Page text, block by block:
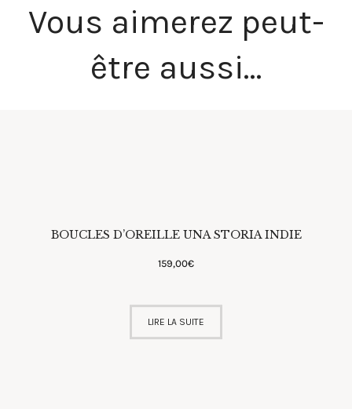
Vous aimerez peut-
être aussi…
BOUCLES D’OREILLE UNA STORIA INDIE
159,00€
LIRE LA SUITE